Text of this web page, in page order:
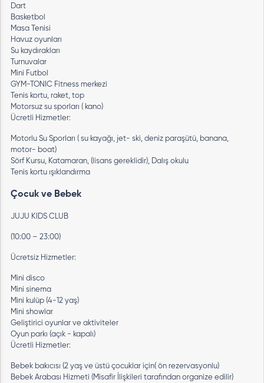
Dart
Basketbol
Masa Tenisi
Havuz oyunları
Su kaydırakları
Turnuvalar
Mini Futbol
GYM-TONIC Fitness merkezi
Tenis kortu, raket, top
Motorsuz su sporları ( kano)
Ücretli Hizmetler:
Motorlu Su Sporları ( su kayağı, jet- ski, deniz paraşütü, banana,
motor- boat)
Sörf Kursu, Katamaran, (lisans gereklidir), Dalış okulu
Tenis kortu ışıklandırma
Çocuk ve Bebek
JUJU KIDS CLUB
(10:00 – 23:00)
Ücretsiz Hizmetler:
Mini disco
Mini sinema
Mini kulüp (4-12 yaş)
Mini showlar
Geliştirici oyunlar ve aktiviteler
Oyun parkı (açık - kapalı)
Ücretli Hizmetler:
Bebek bakıcısı (2 yaş ve üstü çocuklar için( ön rezervasyonlu)
Bebek Arabası Hizmeti (Misafir İlişkileri tarafından organize edilir)